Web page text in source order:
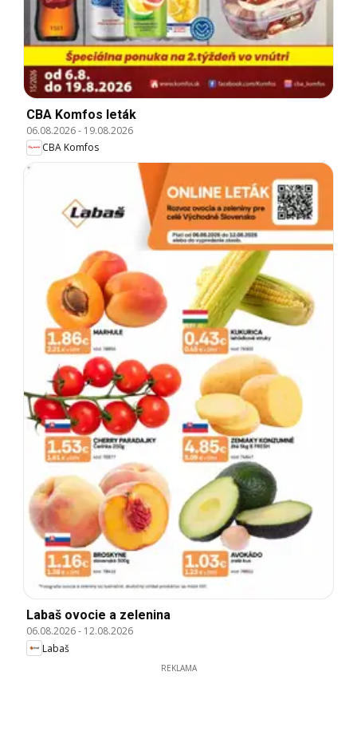
CBA Komfos leták
06.08.2026- 19.08.2026
CBA Komfos
Labaš ovocie a zelenina
06.08.2026- 12.08.2026
Labaš
REKLAMA